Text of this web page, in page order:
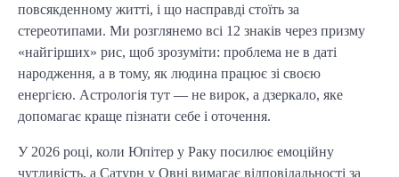
повсякденному житті, і що насправді стоїть за
стереотипами. Ми розглянемо всі 12 знаків через призму
«найгірших» рис, щоб зрозуміти: проблема не в даті
народження, а в тому, як людина працює зі своєю
енергією. Астрологія тут — не вирок, а дзеркало, яке
допомагає краще пізнати себе і оточення.
У 2026 році, коли Юпітер у Раку посилює емоційну
чутливість, а Сатурн у Овні вимагає відповідальності за